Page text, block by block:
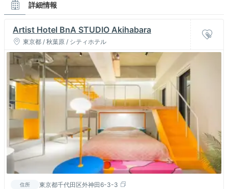
詳細情報
Artist Hotel BnA STUDIO Akihabara
東京都 / 秋葉原 / シティホテル
住所 東京都千代田区外神田6-3-3